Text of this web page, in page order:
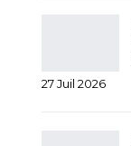
27 Juil 2026